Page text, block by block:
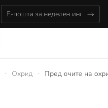
Охрид Пред очите на